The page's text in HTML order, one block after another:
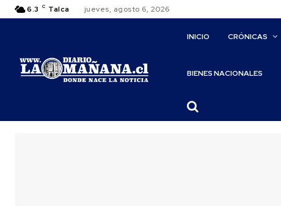
6.3 C Talca jueves, agosto 6, 2026
INICIO CRÓNICAS
BIENES NACIONALES